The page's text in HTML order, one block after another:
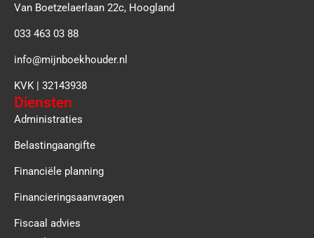
Van Boetzelaerlaan 22c, Hoogland
033 463 03 88
info@mijnboekhouder.nl
KVK | 32143938
Diensten
Administraties
Belastingaangifte
Financiële planning
Financieringsaanvragen
Fiscaal advies